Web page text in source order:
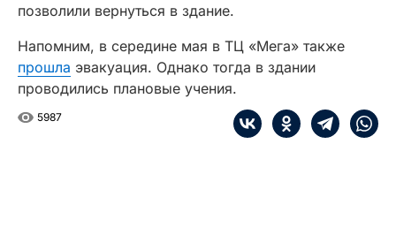
позволили вернуться в здание.
Напомним, в середине мая в ТЦ «Мега» также
прошла эвакуация. Однако тогда в здании
проводились плановые учения.
5987